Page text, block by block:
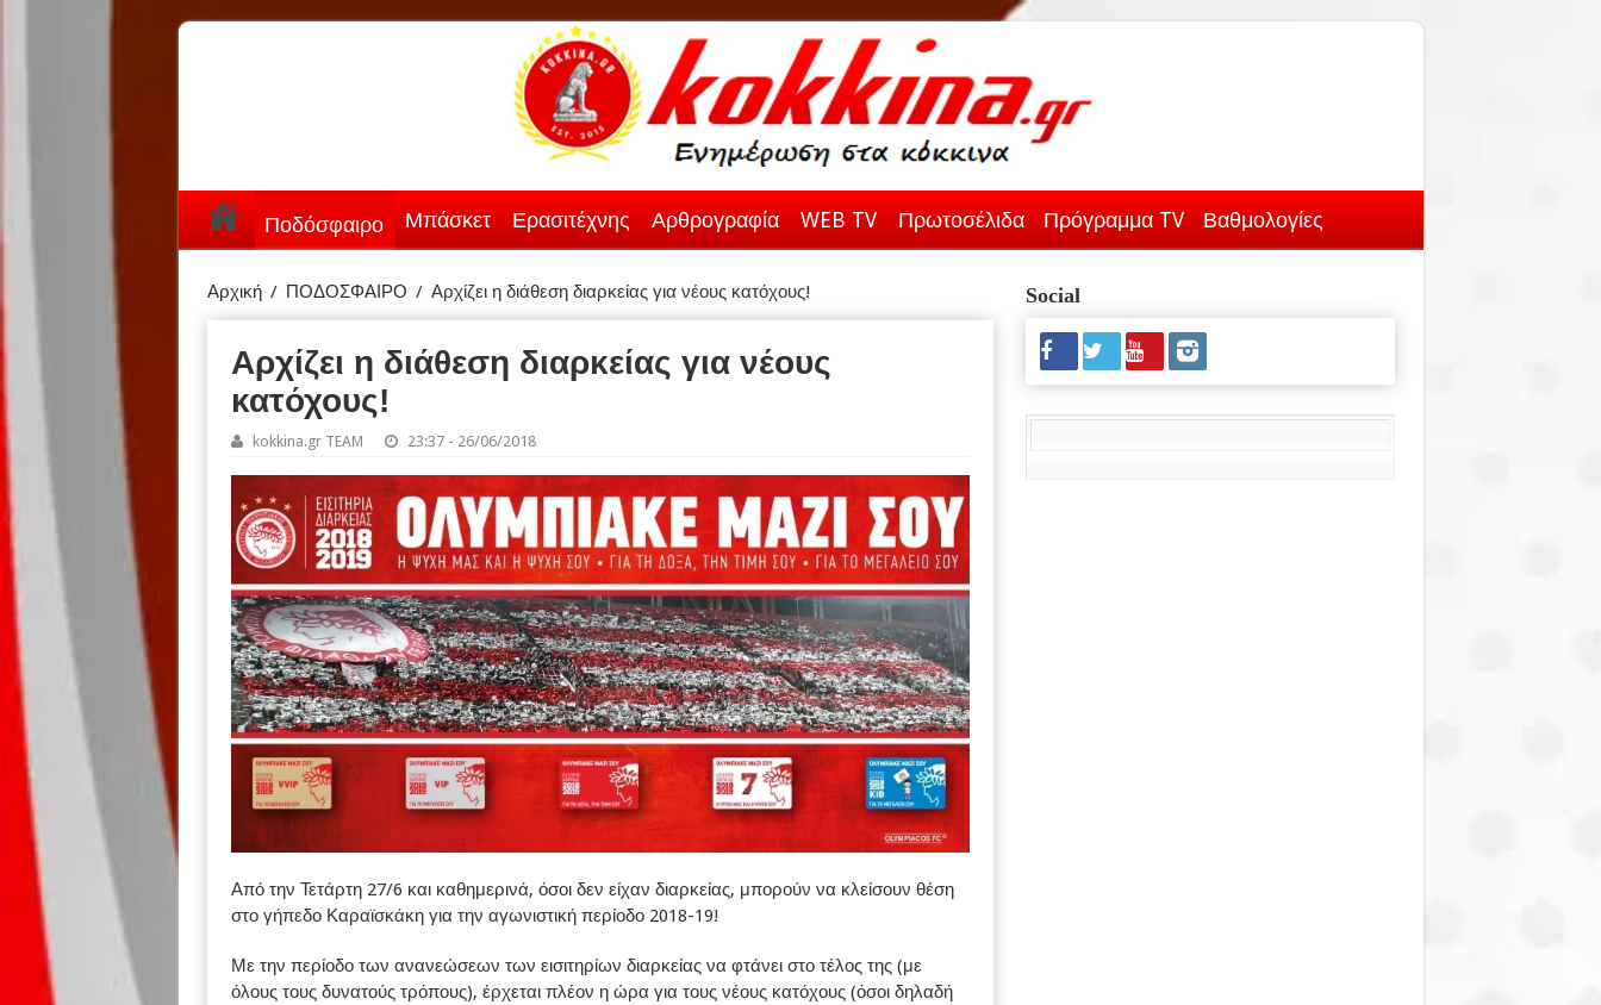
Ποδόσφαιρο Μπάσκετ Ερασιτέχνης Αρθρογραφία WEB TV Πρωτοσέλιδα Πρόγραμμα TV Βαθμολογίες
Αρχική / ΠΟΔΟΣΦΑΙΡΟ / Αρχίζει η διάθεση διαρκείας για νέους κατόχους!
Αρχίζει η διάθεση διαρκείας για νέους
κατόχους!
kokkina.gr TEAM 23:37 - 26/06/2018
Από την Τετάρτη 27/6 και καθημερινά, όσοι δεν είχαν διαρκείας, μπορούν να κλείσουν θέση
στο γήπεδο Καραϊσκάκη για την αγωνιστική περίοδο 2018-19!
Με την περίοδο των ανανεώσεων των εισιτηρίων διαρκείας να φτάνει στο τέλος της (με
όλους τους δυνατούς τρόπους), έρχεται πλέον η ώρα για τους νέους κατόχους (όσοι δηλαδή
Social